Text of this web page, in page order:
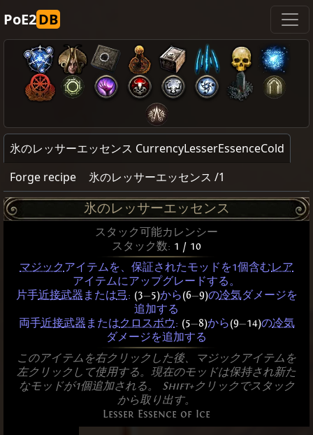
PoE2DB
氷のレッサーエッセンス CurrencyLesserEssenceCold
Forge recipe
氷のレッサーエッセンス /1
氷のレッサーエッセンス
スタック可能カレンシー
スタック数: 1 / 10
マジックアイテムを、保証されたモッドを1個含むレア
アイテムにアップグレードする。
片手近接武器 または弓: (3—5)から(6—9)の冷気ダメージを
追加する
両手近接武器 またはクロスボウ: (5—8)から(9—14)の冷気
ダメージを追加する
このアイテムを右クリックした後、マジックアイテムを
左クリックして使用する。現在のモッドは保持され新た
なモッドが1個追加される。 Shift+クリックでスタック
から取り出す。
Lesser Essence of Ice